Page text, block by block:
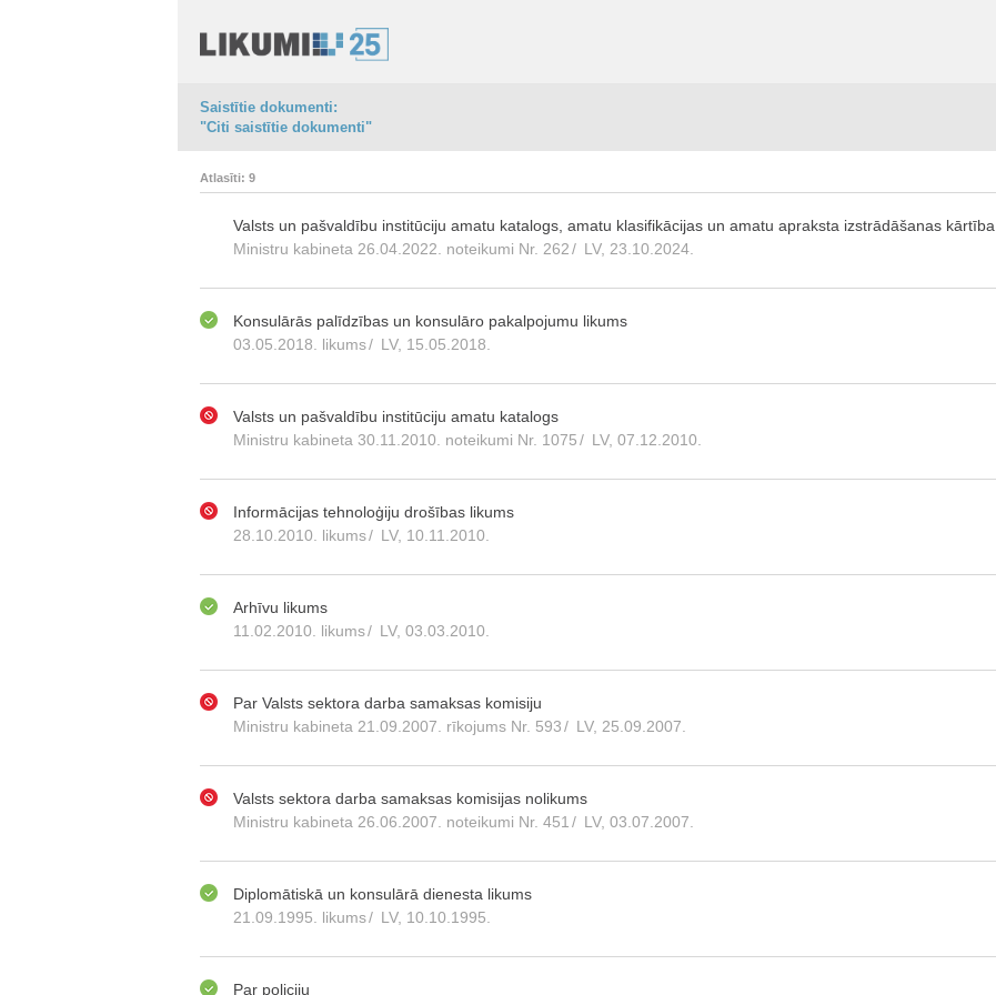
Saistītie dokumenti:
"Citi saistītie dokumenti"
Atlasīti: 9
Valsts un pašvaldību institūciju amatu katalogs, amatu klasifikācijas un amatu apraksta izstrādāšanas kārtība.
Ministru kabineta 26.04.2022. noteikumi Nr. 262/ LV, 23.10.2024.
Konsulārās palīdzības un konsulāro pakalpojumu likums
03.05.2018. likums/ LV, 15.05.2018.
Valsts un pašvaldību institūciju amatu katalogs
Ministru kabineta 30.11.2010. noteikumi Nr. 1075/ LV, 07.12.2010.
Informācijas tehnoloģiju drošības likums
28.10.2010. likums/ LV, 10.11.2010.
Arhīvu likums
11.02.2010. likums/ LV, 03.03.2010.
Par Valsts sektora darba samaksas komisiju
Ministru kabineta 21.09.2007. rīkojums Nr. 593/ LV, 25.09.2007.
Valsts sektora darba samaksas komisijas nolikums
Ministru kabineta 26.06.2007. noteikumi Nr. 451 / LV, 03.07.2007.
Diplomātiskā un konsulārā dienesta likums
21.09.1995. likums/ LV, 10.10.1995.
Par policiju